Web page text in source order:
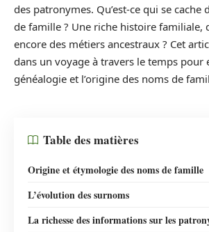
des patronymes. Qu’est-ce qui se
de famille ? Une riche histoire familiale,
encore des métiers ancestraux ? Cet
dans un voyage à travers le temps pour
généalogie et l’origine des noms de
Table des matières
Origine et étymologie des noms de famille
L’évolution des surnoms
La richesse des informations sur les